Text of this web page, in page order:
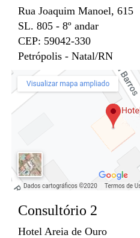
Rua Joaquim Manoel, 615
SL. 805 - 8º andar
CEP: 59042-330
Petrópolis - Natal/RN
Consultório 2
Hotel Areia de Ouro